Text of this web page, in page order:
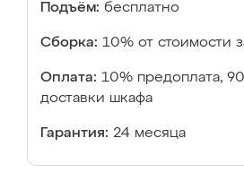
Подъём: бесплатно
Сборка: 10% от стоимости
Оплата: 10% предоплата,
доставки шкафа
Гарантия: 24 месяца